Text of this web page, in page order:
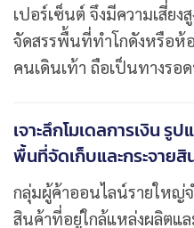
เปอร์เซ็นต์ จึงมีความเสี่ย
จัดสรรพื้นที่ทำโกดังหรือห้
คนเดินเท้า ถือเป็นทางรอ
เจาะลึกโมเดลการเงิน รู
พื้นที่จัดเก็บและกระจายสิ
กลุ่มผู้ค้าออนไลน์รายใหญ่
สินค้าที่อยู่ใกล้แหล่งผลิตแ